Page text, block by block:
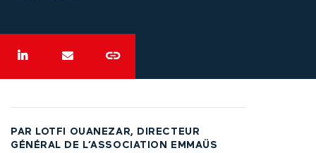
PAR LOTFI OUANEZAR, DIRECTEUR
GÉNÉRAL DE L’ASSOCIATION EMMAÜS